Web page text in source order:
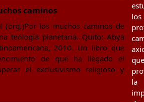
caminos
(org.)Por los muchos caminos de
teología planetaria. Quito: Abya
2010. Un libro que
de que ha llegado el
el exclusivismo religioso y
los
que
la